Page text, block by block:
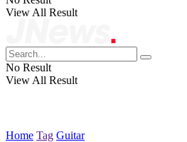
View All Result
No Result
View All Result
Home Tag Guitar